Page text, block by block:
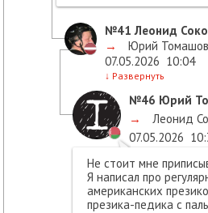
№41 Леонид
→
Юрий Томашов
07.05.2026 10:04
↓ Развернуть
№46 Юрий
→
Леонид
07.05.2026
Не стоит мне
Я написал про
американских
презика-педика с